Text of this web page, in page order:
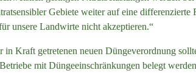
Gebiete weiter auf eine
unsere Landwirte nicht akzeptieren.“
in Kraft getretenen neuen Düngeverordnung
mit Düngeeinschränkungen belegt